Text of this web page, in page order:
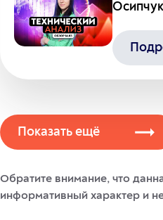
Осипчук
Показать ещё
Обратите внимание, что
информативный характер и